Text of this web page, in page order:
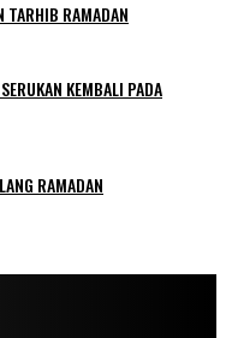
TARHIB RAMADAN
KEMBALI PADA
RAMADAN